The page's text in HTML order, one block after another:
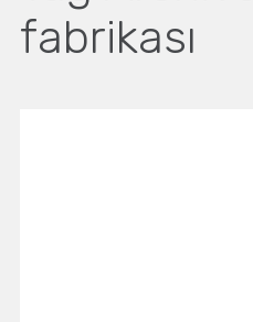
fabrikası